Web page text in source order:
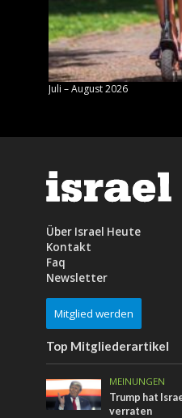
Juli – August 2026
Über Israel Heute
Kontakt
Faq
Newsletter
Mitglied werden
Top Mitgliederartikel
MEINUNGEN
Trump hat
verraten